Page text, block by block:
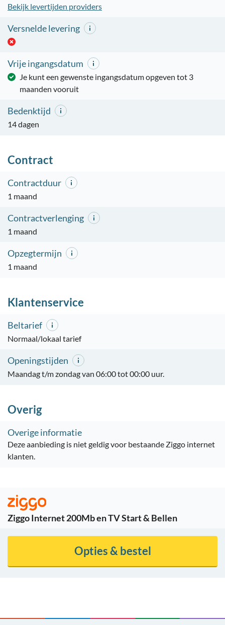
Bekijk levertijden providers
Versnelde levering
Vrije ingangsdatum
Je kunt een gewenste ingangsdatum opgeven tot 3
maanden vooruit
Bedenktijd
14 dagen
Contract
Contractduur
1 maand
Contractverlenging
1 maand
Opzegtermijn
1 maand
Klantenservice
Beltarief
Normaal/lokaal tarief
Openingstijden
Maandag t/m zondag van 06:00 tot 00:00 uur.
Overig
Overige informatie
Deze aanbieding is niet geldig voor bestaande Ziggo internet
klanten.
Ziggo Internet 200Mb en TV Start & Bellen
Opties & bestel